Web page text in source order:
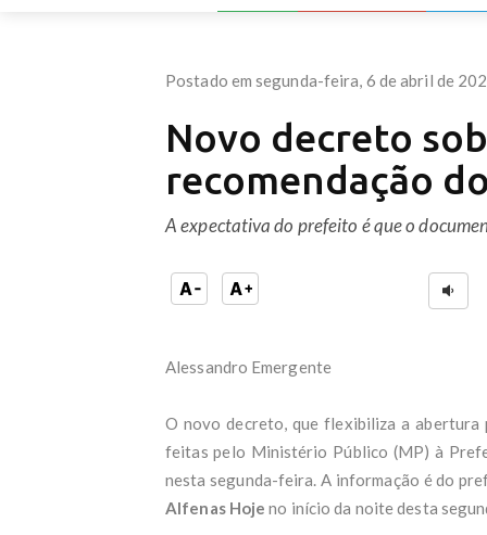
do
De
A
do
Postado em segunda-feira, 6 de abril de
Novo decreto
recomendação
A expectativa do prefeito é que o
Alessandro Emergente
O novo decreto, que flexibiliza a abertura
feitas pelo Ministério Público (MP) à
nesta segunda-feira. A informação é do
Alfenas Hoje no início da noite desta